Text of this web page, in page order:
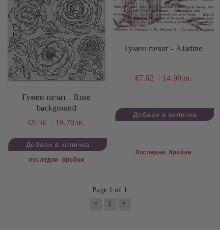
Гумен печат - Rose
background
€9.56
18.70лв.
Последни бройки
Гумен печат - Aladine
€7.62 14.90лв.
Последни бройки
Page 1 of 1
«
1 »